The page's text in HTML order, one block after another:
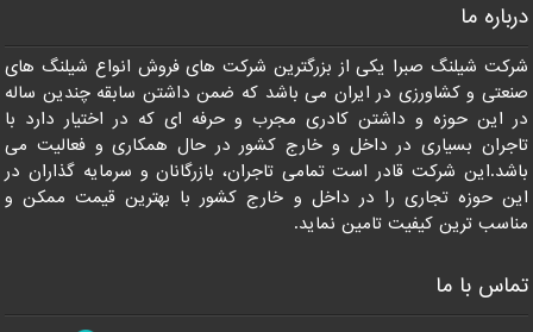
درباره ما
شرکت شیلنگ صبرا یکی از بزرگترین شرکت های فروش انواع شیلنگ های
صنعتی و کشاورزی در ایران می باشد که ضمن داشتن سابقه چندین ساله
در این حوزه و داشتن کادری مجرب و حرفه ای که در اختیار دارد با
تاجران بسیاری در داخل و خارج کشور در حال همکاری و فعالیت می
باشد.این شرکت قادر است تمامی تاجران، بازرگانان و سرمایه گذاران در
این حوزه تجاری را در داخل و خارج کشور با بهترین قیمت ممکن و
مناسب ترین کیفیت تامین نماید.
تماس با ما